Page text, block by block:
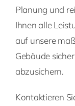
Planung und
Ihnen alle
auf unsere
Gebäude
abzusichern.
Kontaktieren